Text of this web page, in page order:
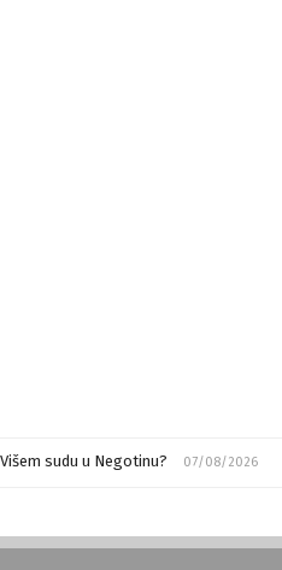
sudu u Negotinu? 07/08/2026